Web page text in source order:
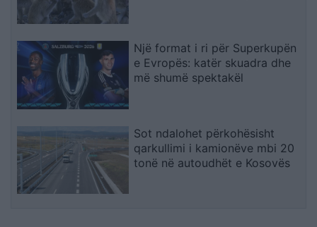
Një format i ri për Superkupën
e Evropës: katër skuadra dhe
më shumë spektakël
Sot ndalohet përkohësisht
qarkullimi i kamionëve mbi 20
tonë në autoudhët e Kosovës